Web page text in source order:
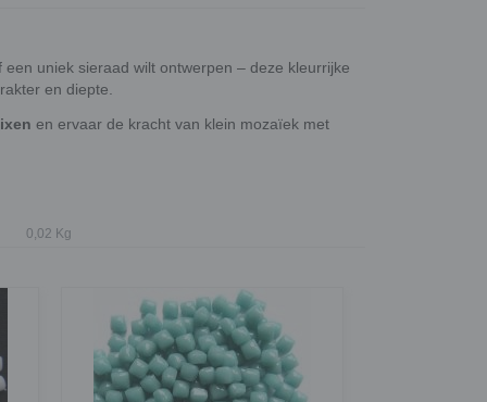
uniek sieraad wilt ontwerpen – deze kleurrijke
en diepte.
en ervaar de kracht van klein mozaïek met
0,02 Kg